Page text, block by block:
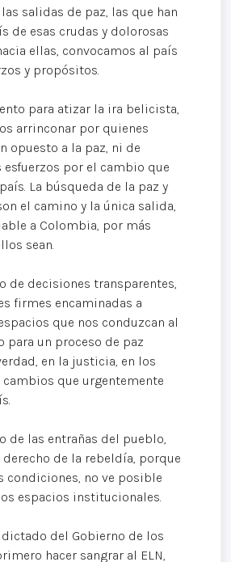
salidas de paz, las que han
de esas crudas y dolorosas
ellas, convocamos al país
y propósitos.
para atizar la ira belicista,
arrinconar por quienes
opuesto a la paz, ni de
esfuerzos por el cambio que
La búsqueda de la paz y
el camino y la única salida,
a Colombia, por más
sean.
de decisiones transparentes,
firmes encaminadas a
que nos conduzcan al
para un proceso de paz
en la justicia, en los
que urgentemente
de las entrañas del pueblo,
derecho de la rebeldía, porque
condiciones, no ve posible
espacios institucionales.
del Gobierno de los
hacer sangrar al ELN,